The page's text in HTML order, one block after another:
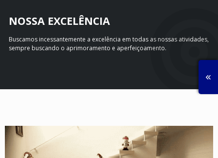
NOSSA EXCELÊNCIA
Buscamos incessantemente a excelência em todas as nossas atividades,
sempre buscando o aprimoramento e aperfeiçoamento.